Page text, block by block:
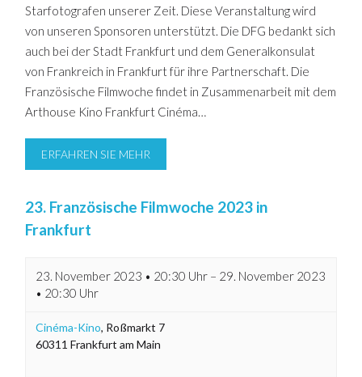
Starfotografen unserer Zeit. Diese Veranstaltung wird
von unseren Sponsoren unterstützt. Die DFG bedankt sich
auch bei der Stadt Frankfurt und dem Generalkonsulat
von Frankreich in Frankfurt für ihre Partnerschaft. Die
Französische Filmwoche findet in Zusammenarbeit mit dem
Arthouse Kino Frankfurt Cinéma…
ERFAHREN SIE MEHR
23. Französische Filmwoche 2023 in
Frankfurt
23. November 2023 • 20:30 Uhr – 29. November 2023
• 20:30 Uhr
Cinéma-Kino, Roßmarkt 7
60311 Frankfurt am Main